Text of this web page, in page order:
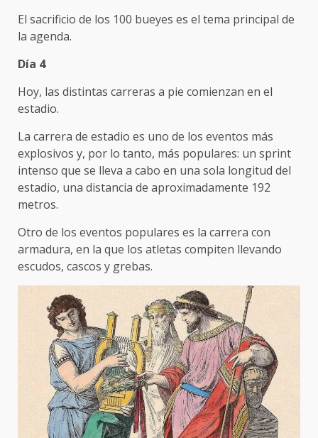
El sacrificio de los 100 bueyes es el tema principal de
la agenda.
Día 4
Hoy, las distintas carreras a pie comienzan en el
estadio.
La carrera de estadio es uno de los eventos más
explosivos y, por lo tanto, más populares: un sprint
intenso que se lleva a cabo en una sola longitud del
estadio, una distancia de aproximadamente 192
metros.
Otro de los eventos populares es la carrera con
armadura, en la que los atletas compiten llevando
escudos, cascos y grebas.